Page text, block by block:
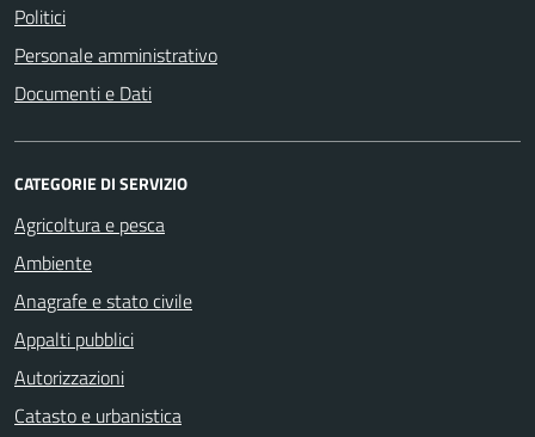
Politici
Personale amministrativo
Documenti e Dati
CATEGORIE DI SERVIZIO
Agricoltura e pesca
Ambiente
Anagrafe e stato civile
Appalti pubblici
Autorizzazioni
Catasto e urbanistica